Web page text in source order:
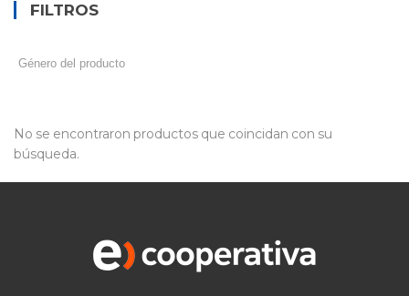
No se encontraron productos que coincidan con su
búsqueda.
FILTROS